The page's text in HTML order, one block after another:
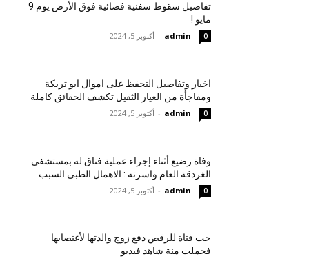
تفاصيل سقوط سفنية فضائية فوق الأرض يوم 9
مايو !
admin
- أكتوبر 5, 2024 0
اخبار وتفاصيل التحفظ على اموال ابو تريكة
ومفاجأة من العيار الثقيل تكشف الحقائق كاملة
admin
- أكتوبر 5, 2024 0
وفاة رضيع أثناء إجراء عملية فتاق له بمستشفى
الغردقة العام واسرته : الاهمال الطبى السبب
admin
- أكتوبر 5, 2024 0
حب فتاة للرقص دفع زوج والدتها لأغتصابها
فحملت منة شاهد فيديو